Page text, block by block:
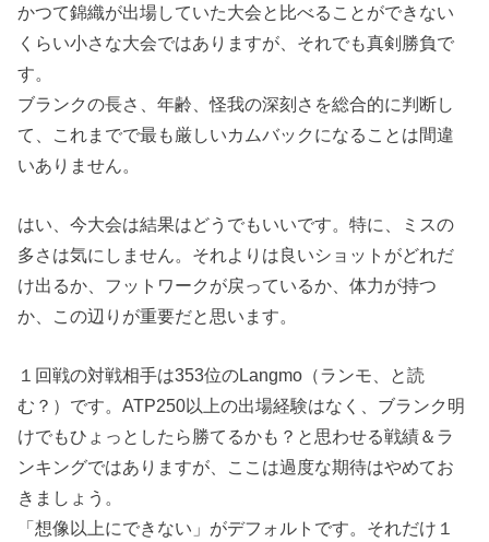
かつて錦織が出場していた大会と比べることができない
くらい小さな大会ではありますが、それでも真剣勝負で
す。
ブランクの長さ、年齢、怪我の深刻さを総合的に判断し
て、これまでで最も厳しいカムバックになることは間違
いありません。
はい、今大会は結果はどうでもいいです。特に、ミスの
多さは気にしません。それよりは良いショットがどれだ
け出るか、フットワークが戻っているか、体力が持つ
か、この辺りが重要だと思います。
１回戦の対戦相手は353位のLangmo（ランモ、と読
む？）です。ATP250以上の出場経験はなく、ブランク明
けでもひょっとしたら勝てるかも？と思わせる戦績＆ラ
ンキングではありますが、ここは過度な期待はやめてお
きましょう。
「想像以上にできない」がデフォルトです。それだけ１